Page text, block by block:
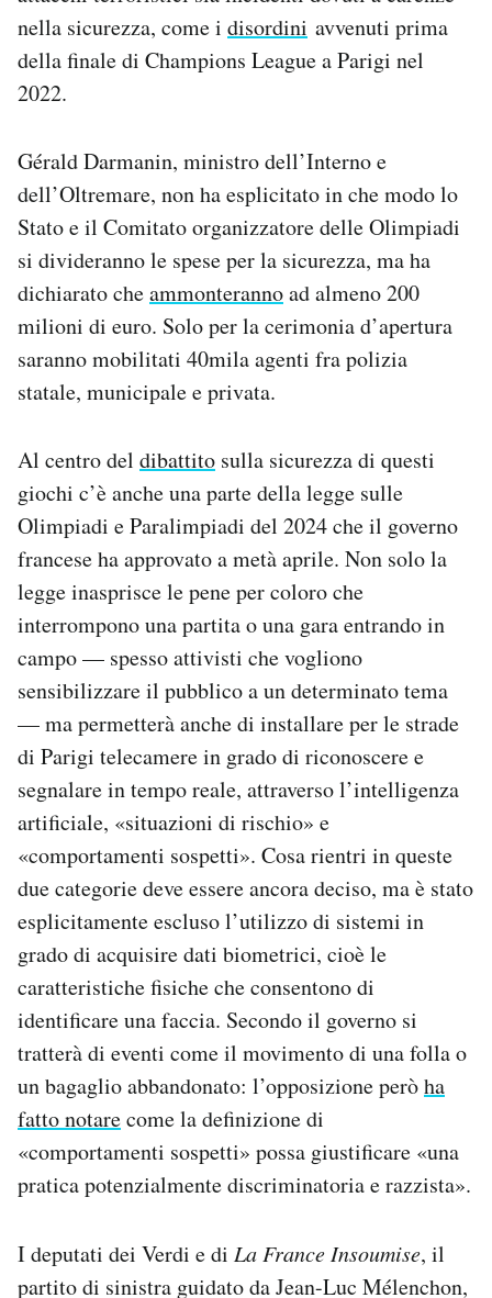
nella sicurezza, come i disordini avvenuti prima
della finale di Champions League a Parigi nel
2022.
Gérald Darmanin, ministro dell’Interno e
dell’Oltremare, non ha esplicitato in che modo lo
Stato e il Comitato organizzatore delle Olimpiadi
si divideranno le spese per la sicurezza, ma ha
dichiarato cheammonterannoad almeno 200
milioni di euro. Solo per la cerimonia d’apertura
saranno mobilitati 40mila agenti fra polizia
statale, municipale e privata.
Al centro del dibattito sulla sicurezza di questi
giochi c’è anche una parte della legge sulle
Olimpiadi e Paralimpiadi del 2024 che il governo
francese ha approvato a metà aprile. Non solo la
legge inasprisce le pene per coloro che
interrompono una partita o una gara entrando in
campo — spesso attivisti che vogliono
sensibilizzare il pubblico a un determinato tema
— ma permetterà anche di installare per le strade
di Parigi telecamere in grado di riconoscere e
segnalare in tempo reale, attraverso l’intelligenza
artificiale, «situazioni di rischio» e
«comportamenti sospetti». Cosa rientri in queste
due categorie deve essere ancora deciso, ma è stato
esplicitamente escluso l’utilizzo di sistemi in
grado di acquisire dati biometrici, cioè le
caratteristiche fisiche che consentono di
identificare una faccia. Secondo il governo si
tratterà di eventi come il movimento di una folla o
un bagaglio abbandonato: l’opposizione peròha
fatto notarecome la definizione di
«comportamenti sospetti» possa giustificare «una
pratica potenzialmente discriminatoria e razzista».
I deputati dei Verdi e di La France Insoumise, il
partito di sinistra guidato da Jean-Luc Mélenchon,